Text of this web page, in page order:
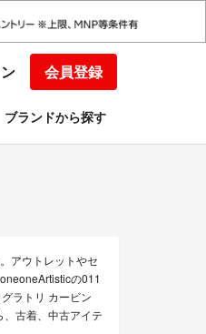
会員登録
ブランドから探す
アウトレットやセ
の011
ラトリ カービン
古着、中古アイテ